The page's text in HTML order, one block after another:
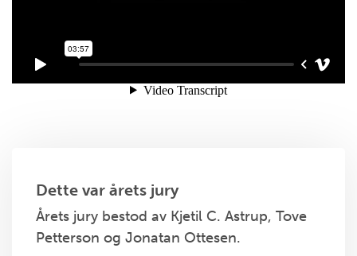
Dette var årets jury
Årets jury bestod av Kjetil C. Astrup, Tove
Petterson og Jonatan Ottesen.